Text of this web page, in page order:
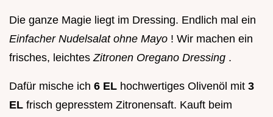
Die ganze Magie liegt im Dressing. Endlich mal ein
Einfacher Nudelsalat ohne Mayo ! Wir machen ein
frisches, leichtesZitronen Oregano Dressing .
Dafür mische ich 6 EL hochwertiges Olivenöl mit 3
EL frisch gepresstem Zitronensaft. Kauft beim